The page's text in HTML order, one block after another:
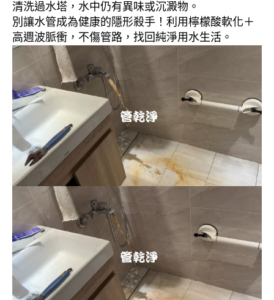
清洗過水塔，水中仍有異味或沉澱物。
別讓水管成為健康的隱形殺手！利用檸檬酸軟化＋
高週波脈衝，不傷管路，找回純淨用水生活。